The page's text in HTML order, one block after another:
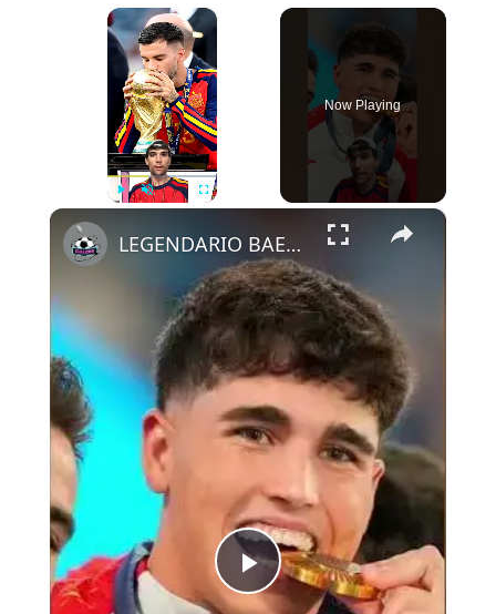
×
Now Playing
×
P
LEGENDARIO BAENA